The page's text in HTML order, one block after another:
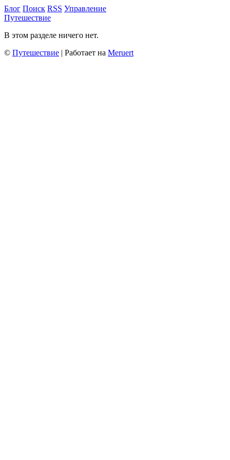
Блог Поиск RSS Управление
Путешествие
В этом разделе ничего нет.
© Путешествие | Работает на Meruert